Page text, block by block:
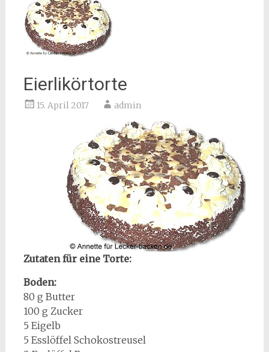
Eierlikörtorte
15. April 2017 admin
Zutaten für eine Torte:
Boden:
80 g Butter
100 g Zucker
5 Eigelb
5 Esslöffel Schokostreusel